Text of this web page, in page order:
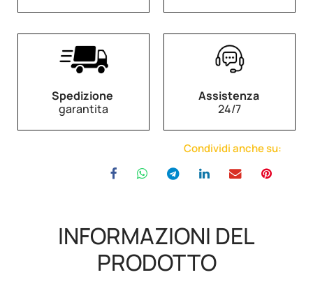
Spedizione
garantita
Assistenza
24/7
Condividi anche su:
INFORMAZIONI DEL
PRODOTTO